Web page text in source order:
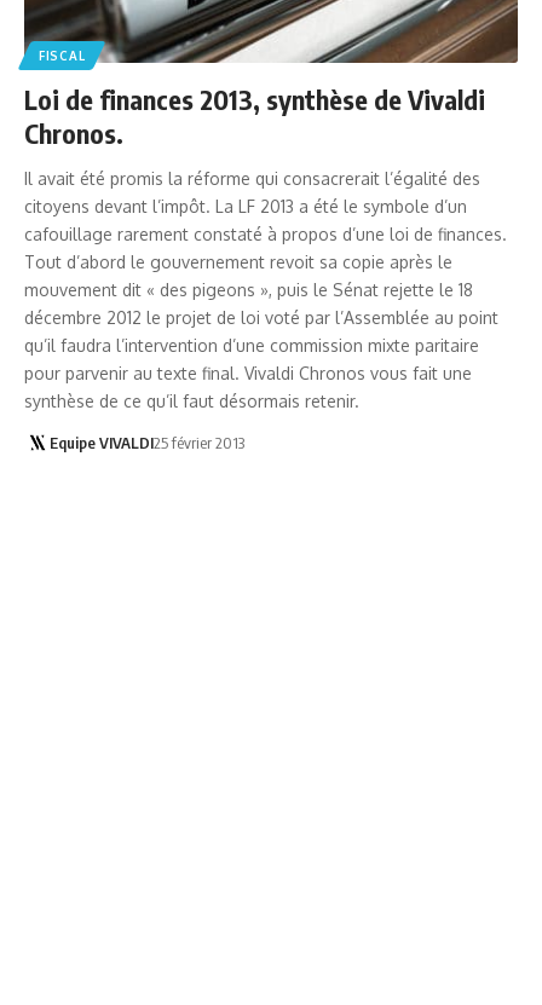
FISCAL
Loi de finances 2013, synthèse de Vivaldi
Chronos.
Il avait été promis la réforme qui consacrerait l’égalité des
citoyens devant l’impôt. La LF 2013 a été le symbole d’un
cafouillage rarement constaté à propos d’une loi de finances.
Tout d’abord le gouvernement revoit sa copie après le
mouvement dit « des pigeons », puis le Sénat rejette le 18
décembre 2012 le projet de loi voté par l’Assemblée au point
qu’il faudra l’intervention d’une commission mixte paritaire
pour parvenir au texte final. Vivaldi Chronos vous fait une
synthèse de ce qu’il faut désormais retenir.
Equipe VIVALDI25 février 2013